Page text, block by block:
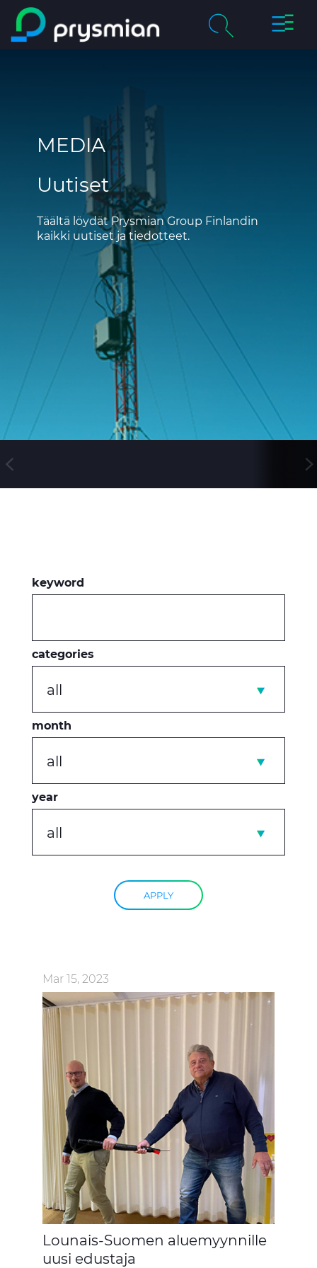
prysmian.skip_to_main_content
Tuotteet & palvelut
Vastuullisuus
Ura Prysmianilla
Uutiset
Yhteystiedot
MEDIA
Uutiset
Täältä löydät Prysmian Group Finlandin
kaikki uutiset ja tiedotteet.
keyword
categories
all
month
all
year
all
APPLY
Mar 15, 2023
Lounais-Suomen aluemyynnille
uusi edustaja